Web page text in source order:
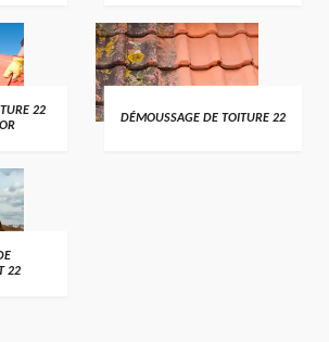
22
DÉMOUSSAGE DE TOITURE 22
22